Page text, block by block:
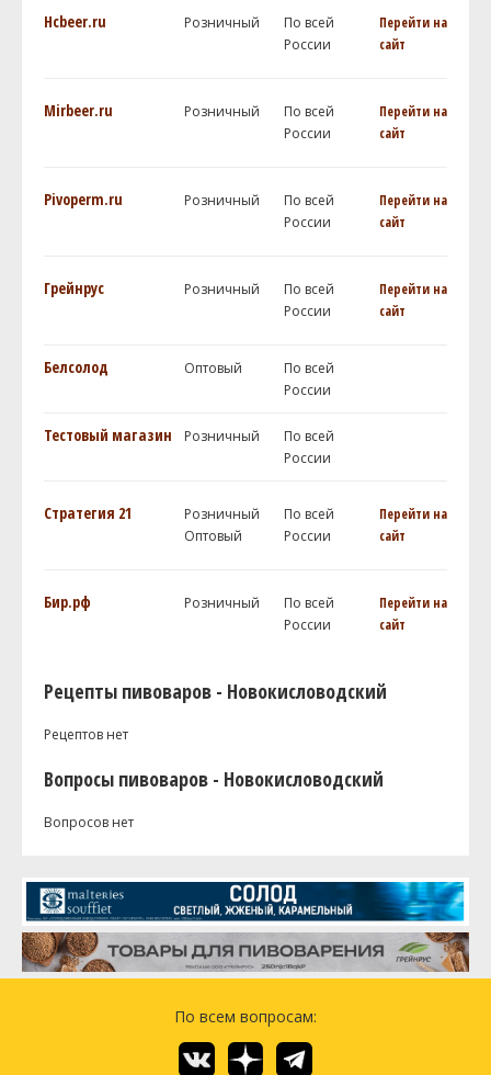
Hcbeer.ru Розничный
По всей
России
Перейти на
сайт
Mirbeer.ru Розничный
По всей
России
Перейти на
сайт
Pivoperm.ru Розничный
По всей
России
Перейти на
сайт
Грейнрус Розничный
По всей
России
Перейти на
сайт
Белсолод Оптовый
По всей
России
Тестовый магазин Розничный
По всей
России
Стратегия 21
Розничный
Оптовый
По всей
России
Перейти на
сайт
Бир.рф Розничный
По всей
России
Перейти на
сайт
Рецепты пивоваров - Новокисловодский
Рецептов нет
Вопросы пивоваров - Новокисловодский
Вопросов нет
По всем вопросам: